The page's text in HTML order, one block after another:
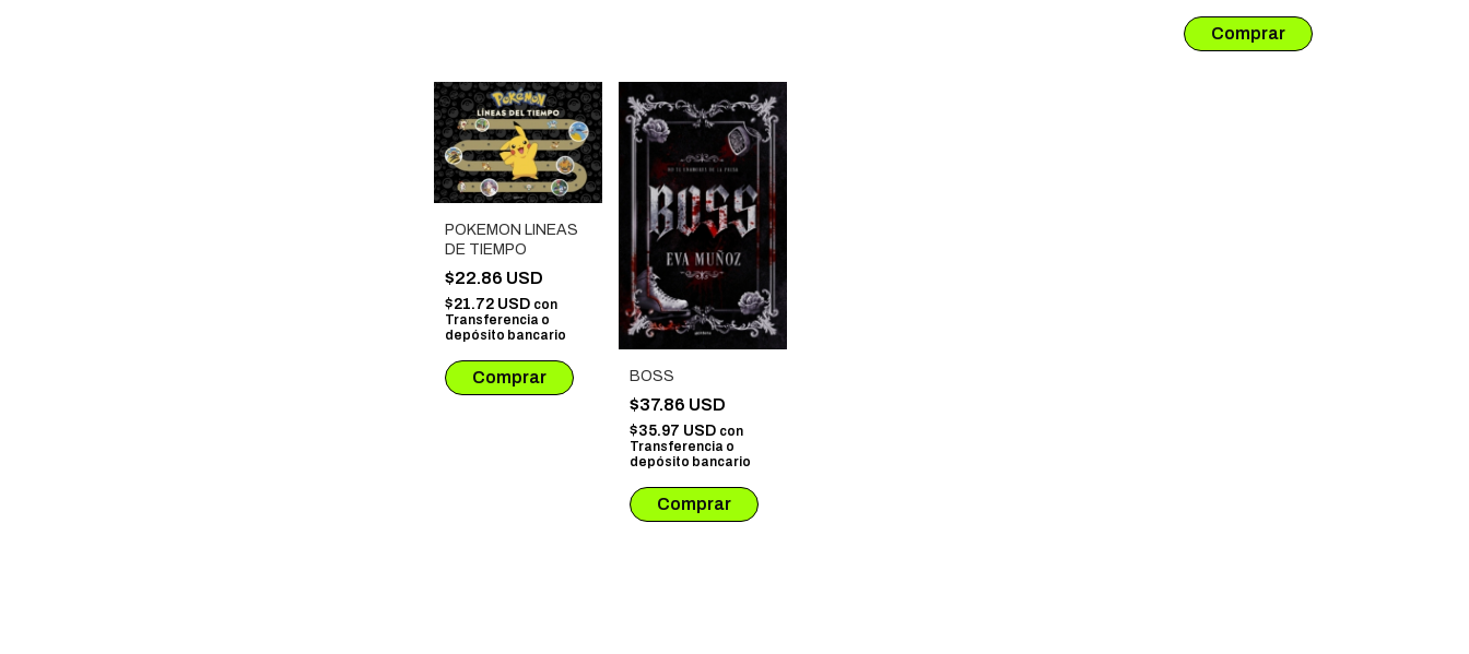
POKEMON LINEAS
DE TIEMPO
$22.86 USD
$21.72 USD con
Transferencia o
depósito bancario
BOSS
$37.86 USD
$35.97 USD con
Transferencia o
depósito bancario